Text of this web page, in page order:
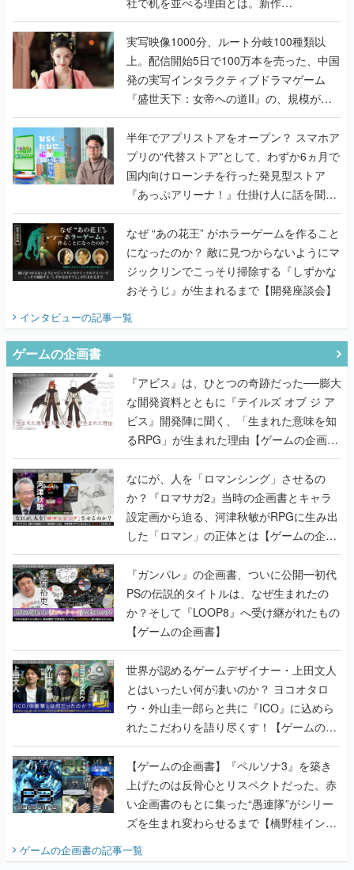
発の実写インタラクティブドラマゲーム
『盛世天下：女帝への道II』の、規模が違
うこだわりをプロデューサーに聞いた
半年でアプリストアをオープン？ スマホア
プリの“代替ストア”として、わずか6ヵ月で
国内向けローンチを行った発見型ストア
『あっぷアリーナ！』仕掛け人に話を聞い
てみた
なぜ “あの花王” がホラーゲームを作ること
になったのか？ 敵に見つからないようにマ
ジックリンでこっそり掃除する『しずかな
おそうじ』が生まれるまで【開発座談会】
インタビューの記事一覧
『アビス』は、ひとつの奇跡だった──膨大
な開発資料とともに『テイルズ オブ ジ ア
るRPG」が生まれた理由【ゲームの企画
書】
なにが、人を「ロマンシング」させるの
か？『ロマサガ2』当時の企画書とキャラ
設定画から迫る、河津秋敏がRPGに生み出
した「ロマン」の正体とは【ゲームの企画
書】
『ガンパレ』の企画書、ついに公開━初代
PSの伝説的タイトルは、なぜ生まれたの
か？そして『LOOP8』へ受け継がれたもの
【ゲームの企画書】
世界が認めるゲームデザイナー・上田文人
とはいったい何が凄いのか？ ヨコオタロ
ウ・外山圭一郎らと共に『ICO』に込めら
れたこだわりを語り尽くす！【ゲームの企
画書】
【ゲームの企画書】『ペルソナ3』を築き
上げたのは反骨心とリスペクトだった。赤
い企画書のもとに集った“愚連隊”がシリー
ズを生まれ変わらせるまで【橋野桂インタ
ビュー】
ゲームの企画書の記事一覧
若ゲのいたり〜ゲームクリエイターの青春〜
田中圭一のゲーム業界取材マンガ『若ゲの